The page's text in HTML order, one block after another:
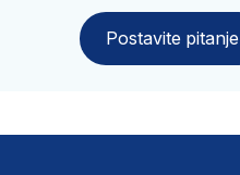
Postavite pitanje